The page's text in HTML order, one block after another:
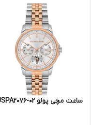
ساعت مچی پولو USPA2076-02